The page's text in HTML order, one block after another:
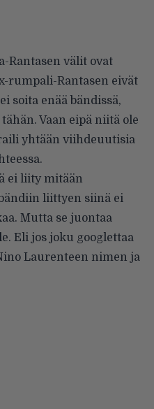
Rantasen välit ovat
rumpali-Rantasen eivät
soita enää bändissä,
Vaan eipä niitä ole
yhtään viihdeuutisia
ei liity mitään
liittyen siinä ei
Mutta se juontaa
Eli jos joku googlettaa
Laurenteen nimen ja